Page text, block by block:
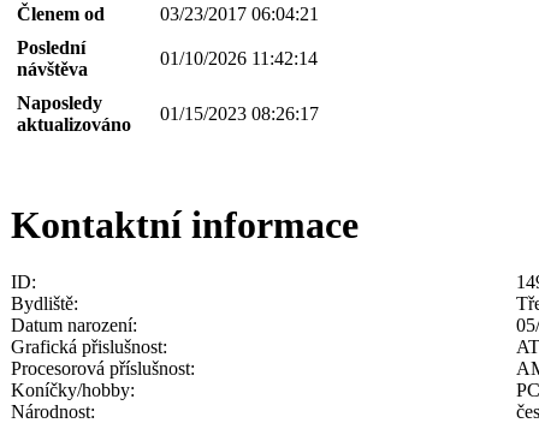
Členem od
03/23/2017 06:04:21
Poslední
návštěva
01/10/2026 11:42:14
Naposledy
aktualizováno
01/15/2023 08:26:17
Kontaktní informace
ID:
Bydliště:
Datum narození:
Grafická přislušnost:
Procesorová příslušnost:
Koníčky/hobby:
Národnost: